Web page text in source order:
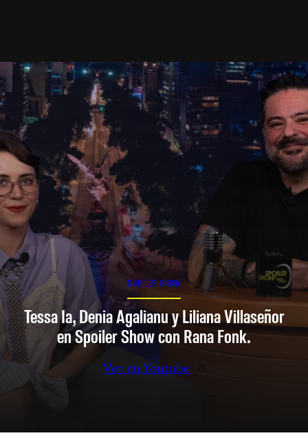
SPOILER SHOW
Tessa Ia, Denia Agalianu y Liliana Villaseñor
en Spoiler Show con Rana Fonk.
Ver en Youtube